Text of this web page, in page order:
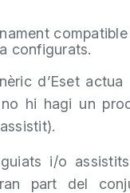
compatible
configurats.
d’Eset
hi hagi un
i/o
part del